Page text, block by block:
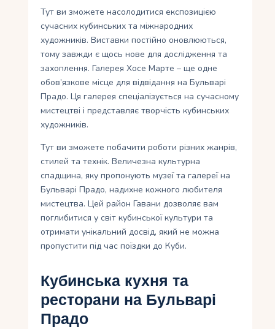
Тут ви зможете насолодитися експозицією
сучасних кубинських та міжнародних
художників. Виставки постійно оновлюються,
тому завжди є щось нове для дослідження та
захоплення. Галерея Хосе Марте – ще одне
обов’язкове місце для відвідання на Бульварі
Прадо. Ця галерея спеціалізується на сучасному
мистецтві і представляє творчість кубинських
художників.
Тут ви зможете побачити роботи різних жанрів,
стилей та технік. Величезна культурна
спадщина, яку пропонують музеї та галереї на
Бульварі Прадо, надихне кожного любителя
мистецтва. Цей район Гавани дозволяє вам
поглибитися у світ кубинської культури та
отримати унікальний досвід, який не можна
пропустити під час поїздки до Куби.
Кубинська кухня та
ресторани на Бульварі
Прадо